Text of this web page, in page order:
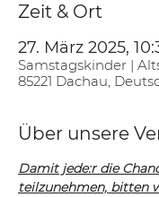
Zeit & Ort
27. März 2025,
Samstagskinder |
85221 Dachau,
Über unsere
Damit jede:r die
teilzunehmen, bitten